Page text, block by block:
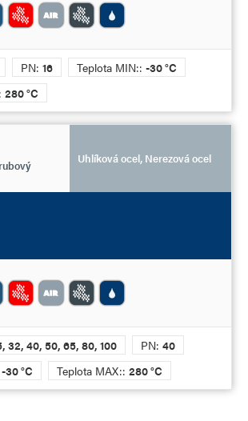
PN:16 Teplota MIN::-30 °C
280 °C
Uhlíková ocel, Nerezová ocel
32, 40, 50, 65, 80, 100 PN:40
-30 °C Teplota MAX::280 °C